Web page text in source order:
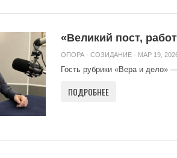
«Великий пост,
ОПОРА - СОЗИДАНИЕ · МАР 19,
Гость рубрики «Вера и дело»
ПОДРОБНЕЕ